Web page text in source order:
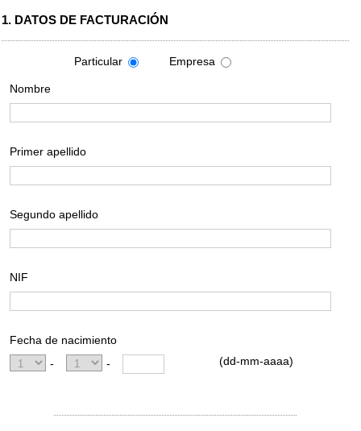
1. DATOS DE FACTURACIÓN
Particular Empresa
Nombre
Primer apellido
Segundo apellido
NIF
Fecha de nacimiento
-
- (dd-mm-aaaa)